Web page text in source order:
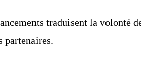
traduisent la volonté
partenaires.